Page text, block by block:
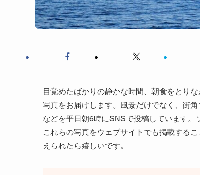
目覚めたばかりの静かな時間、朝食をとり
写真をお届けします。風景だけでなく、街
などを平日朝6時にSNSで投稿しています。
これらの写真をウェブサイトでも掲載する
えられたら嬉しいです。